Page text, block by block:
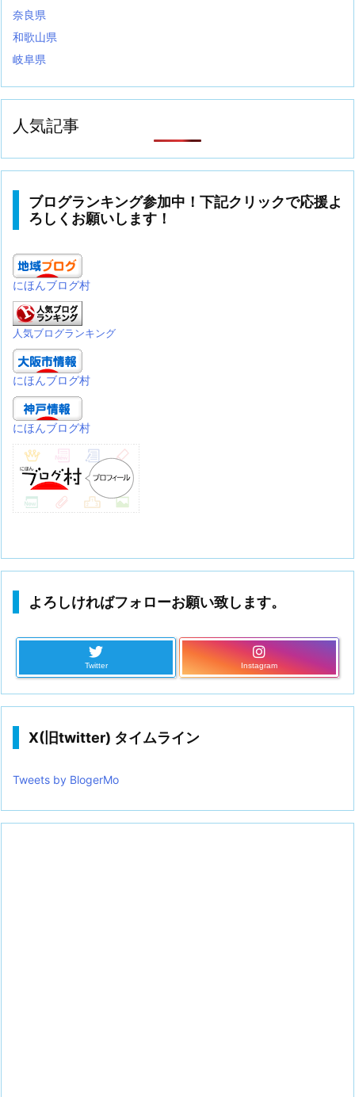
奈良県
和歌山県
岐阜県
人気記事
ブログランキング参加中！下記クリックで応援よ
ろしくお願いします！
にほんブログ村
人気ブログランキング
にほんブログ村
にほんブログ村
よろしければフォローお願い致します。
Twitter Instagram
X(旧twitter) タイムライン
Tweets by BlogerMo